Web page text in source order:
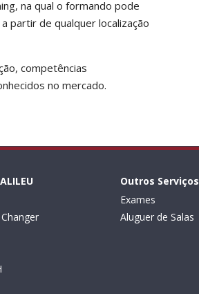
na qual o formando pode
partir de qualquer localização
competências
no mercado.
Outros Serviços
Exames
Aluguer de Salas